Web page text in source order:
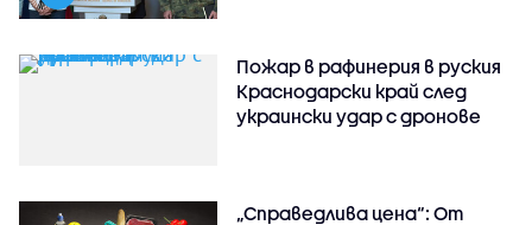
Пожар в рафинерия в руския
Краснодарски край след
украински удар с дронове
„Справедлива цена“: От